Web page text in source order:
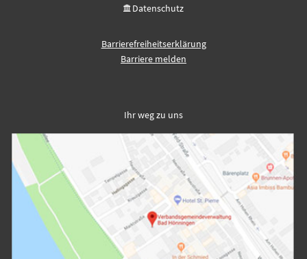
Datenschutz
Barrierefreiheitserklärung
Barriere melden
Ihr weg zu uns